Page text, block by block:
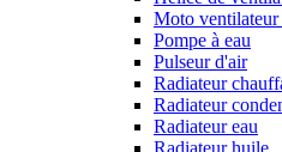
Moto ventilateur
Pompe à eau
Pulseur d'air
Radiateur
Radiateur
Radiateur eau
Radiateur huile